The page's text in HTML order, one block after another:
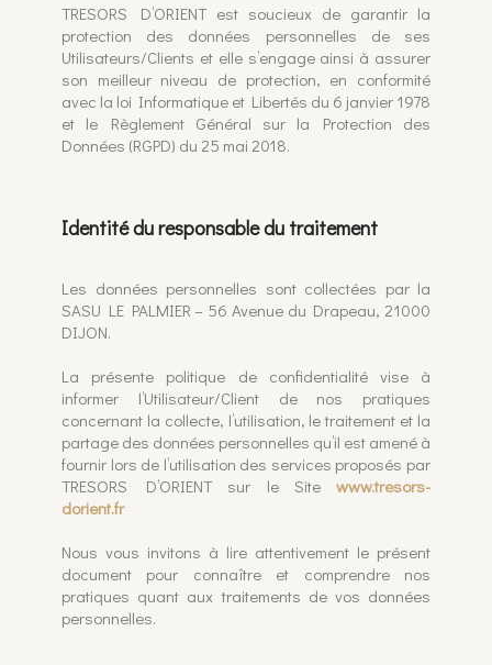
TRESORS D’ORIENT est soucieux de garantir la
protection des données personnelles de ses
Utilisateurs/Clients et elle s’engage ainsi à assurer
son meilleur niveau de protection, en conformité
avec la loi Informatique et Libertés du 6 janvier 1978
et le Règlement Général sur la Protection des
Données (RGPD) du 25 mai 2018.
Identité du responsable du traitement
Les données personnelles sont collectées par la
SASU LE PALMIER – 56 Avenue du Drapeau, 21000
DIJON.
La présente politique de confidentialité vise à
informer l’Utilisateur/Client de nos pratiques
concernant la collecte, l’utilisation, le traitement et la
partage des données personnelles qu’il est amené à
fournir lors de l’utilisation des services proposés par
TRESORS D’ORIENT sur le Site www.tresors-
dorient.fr
Nous vous invitons à lire attentivement le présent
document pour connaître et comprendre nos
pratiques quant aux traitements de vos données
personnelles.